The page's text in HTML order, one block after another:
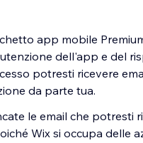
app mobile
dell'app e del
potresti ricevere
da parte tua.
le email che potresti
Wix si occupa delle